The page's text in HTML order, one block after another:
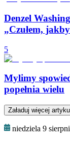
Denzel
„Czułem,
5
Mylimy
popełnia wielu
Załaduj więcej
niedziela 9